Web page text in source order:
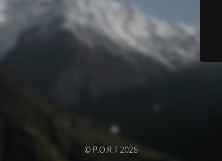
© P.O.R.T 2026